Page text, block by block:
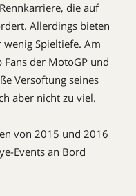
die auf
Allerdings bieten
Spieltiefe. Am
der MotoGP und
Versoftung seines
aber nicht zu viel.
von 2015 und 2016
Events an Bord